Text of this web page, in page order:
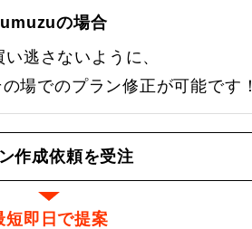
の場合
い逃さないように、
場でのプラン修正が可能です！
作成依頼を受注
短即日で提案